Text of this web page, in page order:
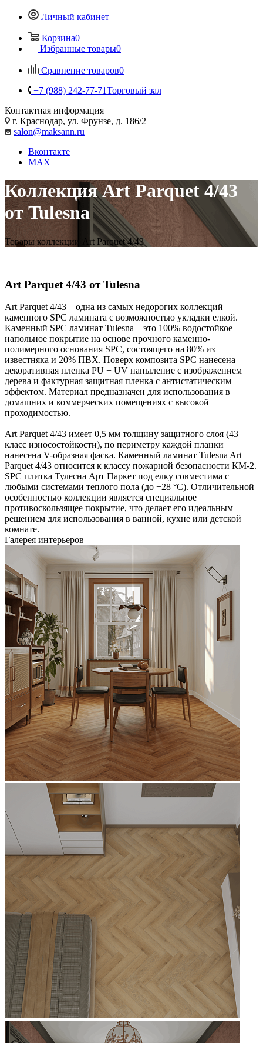
Личный кабинет
Корзина0
Избранные товары0
Сравнение товаров0
+7 (988) 242-77-71Торговый зал
Контактная информация
г. Краснодар, ул. Фрунзе, д. 186/2
salon@maksann.ru
Вконтакте
MAX
Коллекция Art Parquet 4/43
от Tulesna
Товары коллекции Art Parquet 4/43
Art Parquet 4/43 от Tulesna
Art Parquet 4/43 – одна из самых недорогих коллекций
каменного SPC ламината с возможностью укладки елкой.
Каменный SPC ламинат Tulesna – это 100% водостойкое
напольное покрытие на основе прочного каменно-
полимерного основания SPC, состоящего на 80% из
известняка и 20% ПВХ. Поверх композита SPC нанесена
декоративная пленка PU + UV напыление с изображением
дерева и фактурная защитная пленка с антистатическим
эффектом. Материал предназначен для использования в
домашних и коммерческих помещениях с высокой
проходимостью.
Art Parquet 4/43 имеет 0,5 мм толщину защитного слоя (43
класс износостойкости), по периметру каждой планки
нанесена V-образная фаска. Каменный ламинат Tulesna Art
Parquet 4/43 относится к классу пожарной безопасности КМ-2.
SPC плитка Тулесна Арт Паркет под елку совместима с
любыми системами теплого пола (до +28 °C). Отличительной
особенностью коллекции является специальное
противоскользящее покрытие, что делает его идеальным
решением для использования в ванной, кухне или детской
комнате.
Галерея интерьеров